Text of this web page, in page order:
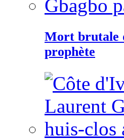
Mort brutale
prophète